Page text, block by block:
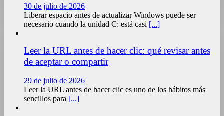
30 de julio de 2026
Liberar espacio antes de actualizar Windows puede ser
necesario cuando la unidad C: está casi [...]
Leer la URL antes de hacer clic: qué revisar antes
de aceptar o compartir
29 de julio de 2026
Leer la URL antes de hacer clic es uno de los hábitos más
sencillos para [...]